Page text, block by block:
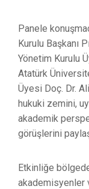
Panele
Kurulu Başkanı
Yönetim Kurulu
Atatürk
Üyesi Doç. Dr.
hukuki zemini,
akademik
görüşlerini
Etkinliğe
akademisyenler